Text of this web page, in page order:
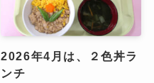
2026年4月は、２色丼ラ
ンチ